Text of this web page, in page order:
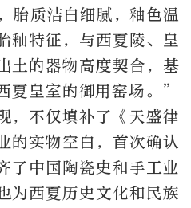
胎质洁白细腻，釉色温
釉特征，与西夏陵、皇
土的器物高度契合，基
夏皇室的御用窑场。”
，不仅填补了《天盛律
实物空白，首次确认
了中国陶瓷史和手工业
为西夏历史文化和民族